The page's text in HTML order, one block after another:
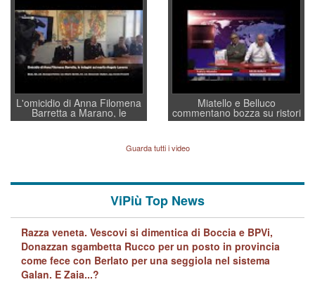
a supporto della cabina di
regia al Mef
L'omicidio di Anna Filomena
Barretta a Marano, le
indagini dei carabinieri di
quelle di... Barbara D'Urso
Miatello e Belluco
commentano bozza su ristori
BPVi e Veneto Banca
Guarda tutti i video
ViPiù Top News
Razza veneta. Vescovi si dimentica di Boccia e BPVi,
Donazzan sgambetta Rucco per un posto in provincia
come fece con Berlato per una seggiola nel sistema
Galan. E Zaia...?